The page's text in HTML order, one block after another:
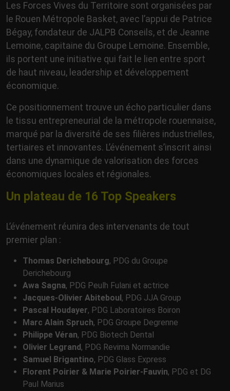
Les Forces Vives du Territoire sont organisées par
le Rouen Métropole Basket, avec l’appui de Patrice
Bégay, fondateur de JALPB Conseils, et de Jeanne
Lemoine, capitaine du Groupe Lemoine. Ensemble,
ils portent une initiative qui fait le lien entre sport
de haut niveau, leadership et développement
économique.
Ce positionnement trouve un écho particulier dans
le tissu entrepreneurial de la métropole rouennaise,
marqué par la diversité de ses filières industrielles,
tertiaires et innovantes. L’événement s’inscrit ainsi
dans une dynamique de valorisation des forces
économiques locales et régionales.
Un plateau de 16 Top Speakers
L’événement réunira des intervenants de tout
premier plan :
Thomas Derichebourg, PDG du Groupe
Derichebourg
Awa Sagna, PDG Peulh Fulani et actrice
Jacques-Olivier Abiteboul, PDG JJA Group
Pascal Houdayer, PDG Laboratoires Boiron
Marc Alain Spruch, PDG Groupe Degrenne
Philippe Véran, PDG Biotech Dental
Olivier Legrand, PDG Revima Normandie
Samuel Brigantino, PDG Glass Express
Florent Poirier & Marie Poirier-Fauvin, PDG et DG
Paul Marius